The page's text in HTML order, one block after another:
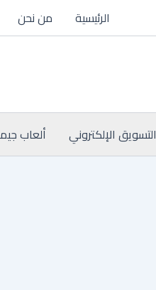
الرئيسية من نحن
التسويق الإلكتروني ألعاب